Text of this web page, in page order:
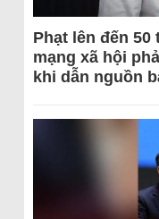
Phạt lên đến
mạng xã hội
khi dẫn nguồn